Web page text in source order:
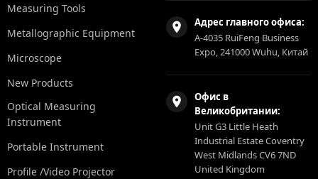
Measuring Tools
Metallographic Equipment
Microscope
New Products
Optical Measuring
Instrument
Portable Instrument
Profile /Video Projector
Адрес главного офиса:
A-4035 RuiFeng Business
Expo, 241000 Wuhu, Китай
Офис в
Великобритании:
Unit G3 Little Heath
Industrial Estate Coventry
West Midlands CV6 7ND
United Kingdom